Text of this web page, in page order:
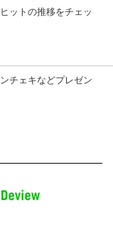
ットの推移をチェッ
チェキなどプレゼン